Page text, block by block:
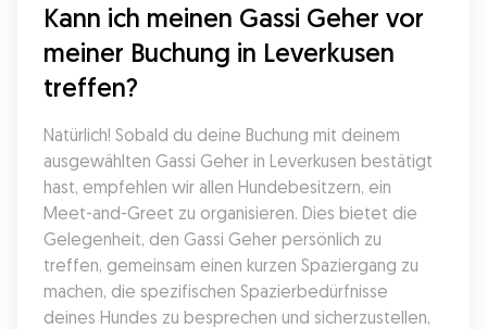
Kann ich meinen Gassi Geher vor
meiner Buchung in Leverkusen
treffen?
Natürlich! Sobald du deine Buchung mit deinem
ausgewählten Gassi Geher in Leverkusen bestätigt
hast, empfehlen wir allen Hundebesitzern, ein
Meet-and-Greet zu organisieren. Dies bietet die
Gelegenheit, den Gassi Geher persönlich zu
treffen, gemeinsam einen kurzen Spaziergang zu
machen, die spezifischen Spazierbedürfnisse
deines Hundes zu besprechen und sicherzustellen,